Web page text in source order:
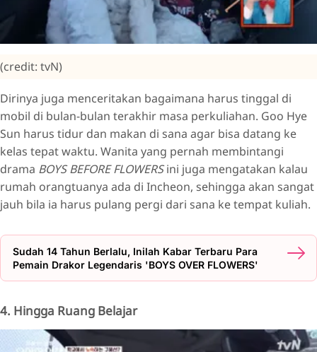
(credit: tvN)
Dirinya juga menceritakan bagaimana harus tinggal di
mobil di bulan-bulan terakhir masa perkuliahan. Goo Hye
Sun harus tidur dan makan di sana agar bisa datang ke
kelas tepat waktu. Wanita yang pernah membintangi
drama BOYS BEFORE FLOWERSini juga mengatakan kalau
rumah orangtuanya ada di Incheon, sehingga akan sangat
jauh bila ia harus pulang pergi dari sana ke tempat kuliah.
Sudah 14 Tahun Berlalu, Inilah Kabar Terbaru Para
Pemain Drakor Legendaris 'BOYS OVER FLOWERS'
4. Hingga Ruang Belajar